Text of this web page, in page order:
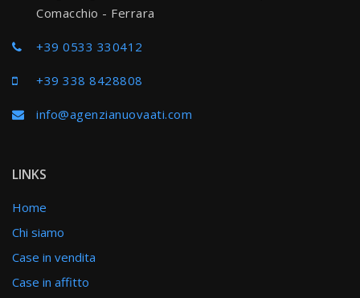
Comacchio - Ferrara
+39 0533 330412
+39 338 8428808
info@agenzianuovaati.com
LINKS
Home
Chi siamo
Case in vendita
Case in affitto